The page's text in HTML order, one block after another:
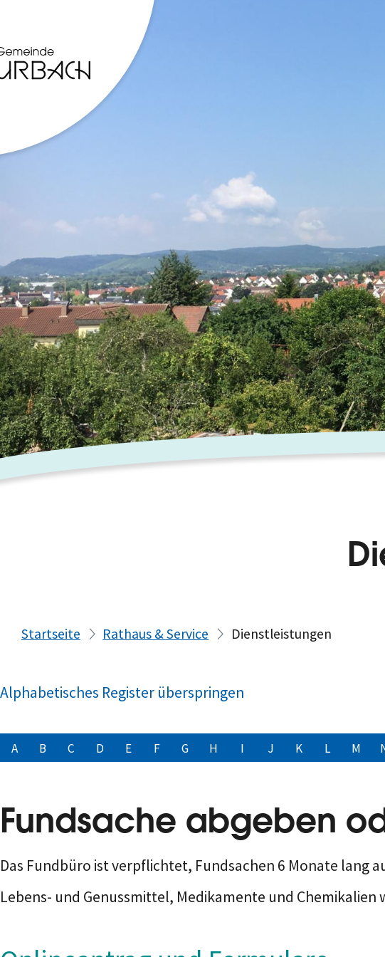
Startseite Rathaus & Service Dienstleistungen
Alphabetisches Register überspringen
A B C D E F G H I J K L M
Fundsache abgeben
Das Fundbüro ist verpflichtet, Fundsachen 6 Monate lang
Lebens- und Genussmittel, Medikamente und